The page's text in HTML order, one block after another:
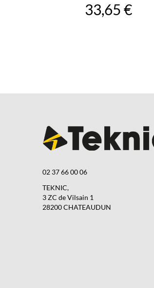
33,65 €
02 37 66 00 06
TEKNIC,
3 ZC de Vilsain 1
28200 CHATEAUDUN